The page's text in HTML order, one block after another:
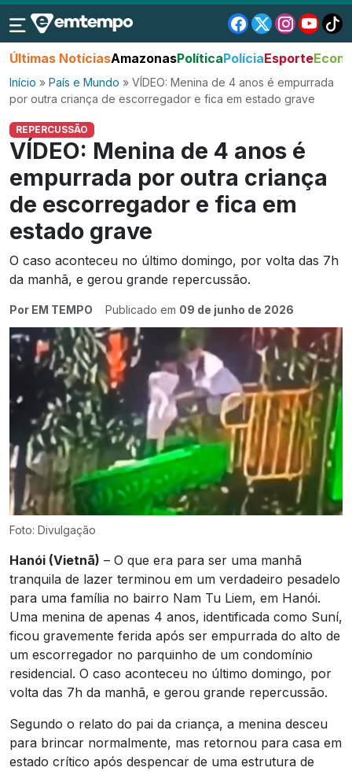
Últimas NotíciasAmazonasPolíticaPolíciaEsporte
Início » País e Mundo » VÍDEO: Menina de 4 anos é empurrada
por outra criança de escorregador e fica em estado grave
REPERCUSSÃO
VÍDEO: Menina de 4 anos é
empurrada por outra criança
de escorregador e fica em
estado grave
O caso aconteceu no último domingo, por volta das 7h
da manhã, e gerou grande repercussão.
Por EM TEMPO Publicado em 09 de junho de 2026
Foto: Divulgação
Hanói (Vietnã) – O que era para ser uma manhã
tranquila de lazer terminou em um verdadeiro pesadelo
para uma família no bairro Nam Tu Liem, em Hanói.
Uma menina de apenas 4 anos, identificada como Suní,
ficou gravemente ferida após ser empurrada do alto de
um escorregador no parquinho de um condomínio
residencial. O caso aconteceu no último domingo, por
volta das 7h da manhã, e gerou grande repercussão.
Segundo o relato do pai da criança, a menina desceu
para brincar normalmente, mas retornou para casa em
estado crítico após despencar de uma estrutura de